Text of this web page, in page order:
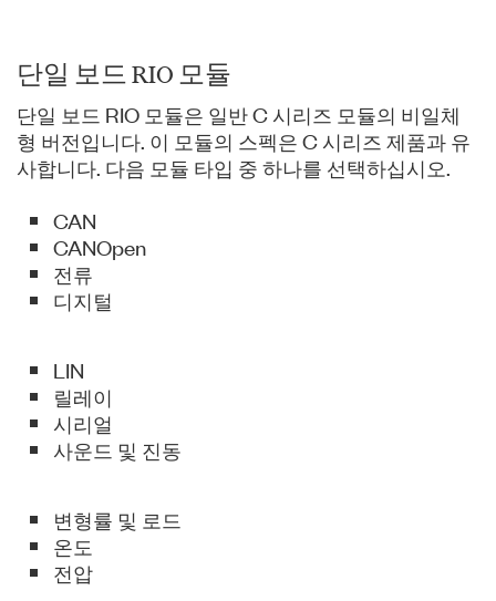
단일 보드 RIO 모듈
단일 보드 RIO 모듈은 일반 C 시리즈 모듈의 비일체
형 버전입니다. 이 모듈의 스펙은 C 시리즈 제품과 유
사합니다. 다음 모듈 타입 중 하나를 선택하십시오.
CAN
CANOpen
전류
디지털
LIN
릴레이
시리얼
사운드 및 진동
변형률 및 로드
온도
전압